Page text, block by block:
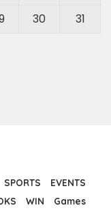
30 31
SPORTS
EVENTS
WIN
Games